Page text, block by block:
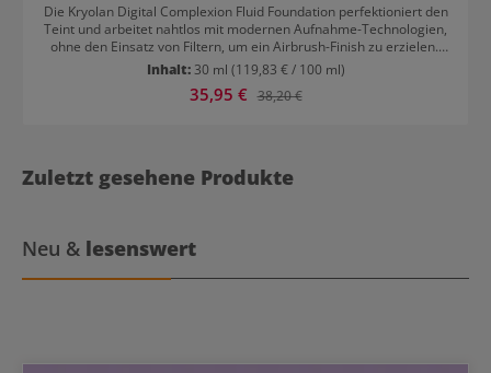
Die Kryolan Digital Complexion Fluid Foundation perfektioniert den
Teint und arbeitet nahtlos mit modernen Aufnahme-Technologien,
ohne den Einsatz von Filtern, um ein Airbrush-Finish zu erzielen.
Die Formel ist selbstfixierend und hinterlässt ein mattes Finish,
ideal für Mischhaut und ölige Hauttypen. Die Silikonbasis enthält
beruhigende Wirkstoffkomplexe und feuchtigkeitsspendende
Pinsel oder Schwamm aufgetragen werden. Entwickelt, um auch
unter modernen Objektiven ein makelloses Hautbild zu bieten, ist
Digital Complexion Fluid Foundation Die Foundation kann mit dem
Kryolan Digital Complexion Concealer verwendet werden. Du
entscheidest, welches Produkt zuerst aufgetragen wird. Vor
Vorlieben gleichmäßig auf deinem Gesicht. Verwende dazu
Inhalt: 30 ml (119,83 € / 100 ml)
Verkaufspreis:
35,95 € Regulärer Preis:
38,20 €
Zuletzt gesehene Produkte
Neu & lesenswert